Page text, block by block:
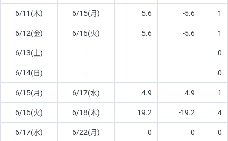
6/11(木) 6/15(月) 5.6 -5.6 1
6/12(金) 6/16(火) 5.6 -5.6 1
6/13(土) - 0
6/14(日) - 0
6/15(月) 6/17(水) 4.9 -4.9 1
6/16(火) 6/18(木) 19.2 -19.2 4
6/17(水) 6/22(月) 0 0 0